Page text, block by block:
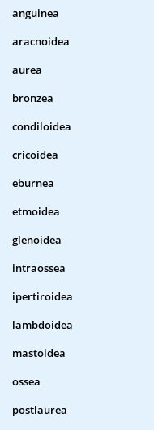
anguinea
aracnoidea
aurea
bronzea
condiloidea
cricoidea
eburnea
etmoidea
glenoidea
intraossea
ipertiroidea
lambdoidea
mastoidea
ossea
postlaurea